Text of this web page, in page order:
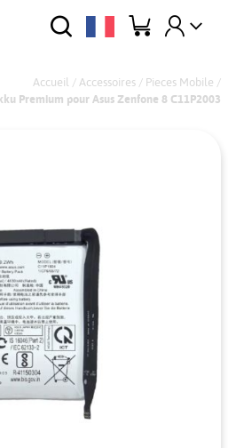
Accueil / Accessoires / Pieces Mobile /
Premium pour Asus Zenfone 8 C11P2003